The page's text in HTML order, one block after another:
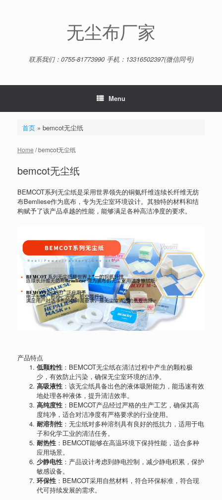
无尘布厂家
联系我们：0755-81773990 手机：13316502397(微信同号)
Menu
首页» bemcot无尘纸
Home / bemcot无尘纸
bemcot无尘纸
BEMCOT系列无尘纸是采用世界领先的铜氨纤维连续长纤维无纺
布Bemliese作为底布，专为无尘室环境设计。其独特的材料和结
构赋予了该产品卓越的性能，能够满足各种高洁净度的要求。
产品特点
低颗粒性 ：BEMCOT无尘纸在清洁过程中产生的颗粒极
少，有效防止污染，确保无尘室环境的洁净。
高吸液性 ：该无尘纸具备出色的液体吸附能力，能迅速有效
地处理各种液体，提升清洁效率。
高纯度性 ：BEMCOT产品经过严格的生产工艺，确保其高
度纯净，适合对洁净度有严格要求的行业使用。
耐溶剂性 ：无尘纸对多种溶剂具有良好的抵抗力，适用于电
子和化学工业的清洁任务。
耐热性 ：BEMCOT能够在高温环境下保持性能，适合多种
应用场景。
少静电性 ：产品设计考虑到静电控制，减少静电积累，保护
敏感设备。
环保性 ：BEMCOT采用自然材料，符合环保标准，符合现
代可持续发展的需求。